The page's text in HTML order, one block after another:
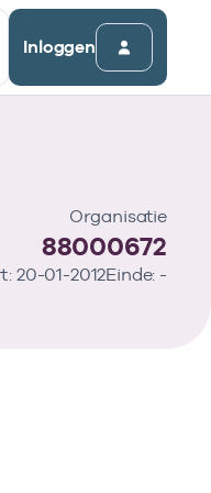
Inloggen
Organisatie
88000672
20-01-2012Einde: -